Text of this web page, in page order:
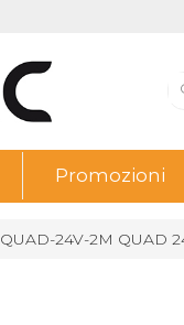
Promozioni
QUAD-24V-2M QUAD